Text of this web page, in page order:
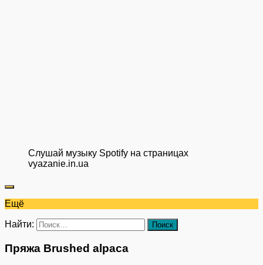
Слушай музыку Spotify на страницах
vyazanie.in.ua
Ещё
Найти:
Пряжа Brushed alpaca